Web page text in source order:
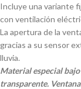
Incluye una variante
con ventilación
La apertura de la
gracias a su sensor
lluvia.
Material especial
transparente.